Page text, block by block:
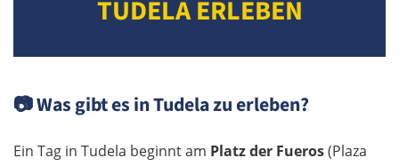
TUDELA ERLEBEN
📷Was gibt es in Tudela zu erleben?
Ein Tag in Tudela beginnt am Platz der Fueros(Plaza